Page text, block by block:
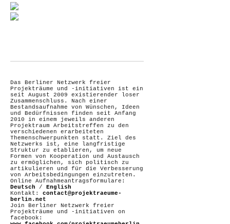
Das Berliner Netzwerk freier
Projekträume und -initiativen ist ein
seit August 2009 existierender loser
Zusammenschluss. Nach einer
Bestandsaufnahme von Wünschen, Ideen
und Bedürfnissen finden seit Anfang
2010 in einem jeweils anderen
Projektraum Arbeitstreffen zu den
verschiedenen erarbeiteten
Themenschwerpunkten statt. Ziel des
Netzwerks ist, eine langfristige
Struktur zu etablieren, um neue
Formen von Kooperation und Austausch
zu ermöglichen, sich politisch zu
artikulieren und für die Verbesserung
von Arbeitsbedingungen einzutreten.
Online Aufnahmeantragsformulare:
Deutsch /
English
Kontakt: contact@projektraeume-
berlin.net
Join Berliner Netzwerk freier
Projekträume und -initiativen on
facebook: